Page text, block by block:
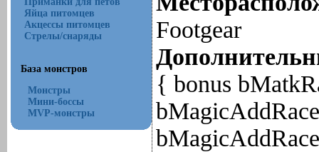
Яйца питомцев
Акцессы питомцев
Стрелы/снаряды
База монстров
Монстры
Мини-боссы
MVP-монстры
Footgear
{ bonus